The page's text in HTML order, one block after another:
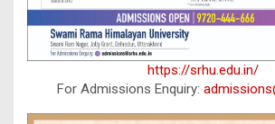
https://srhu.edu.in/
For Admissions Enquiry: